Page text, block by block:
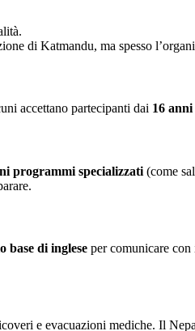
di Katmandu, ma spesso
accettano partecipanti dai 16
programmi specializzati (come
base di inglese per comunicare
e evacuazioni mediche. Il